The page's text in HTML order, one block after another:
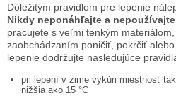
Dôležitým pravidlom pre lepenie
Nikdy neponáhľajte a
pracujete s veľmi tenkým
zaobchádzaním poničiť, pokrčiť
lepenie dodržujte nasledujúce
pri lepení v zime vykúri miestnosť
nižšia ako 15 °C